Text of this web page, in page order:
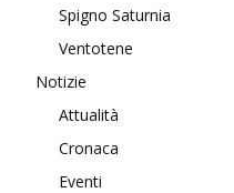
Spigno Saturnia
Ventotene
Notizie
Attualità
Cronaca
Eventi